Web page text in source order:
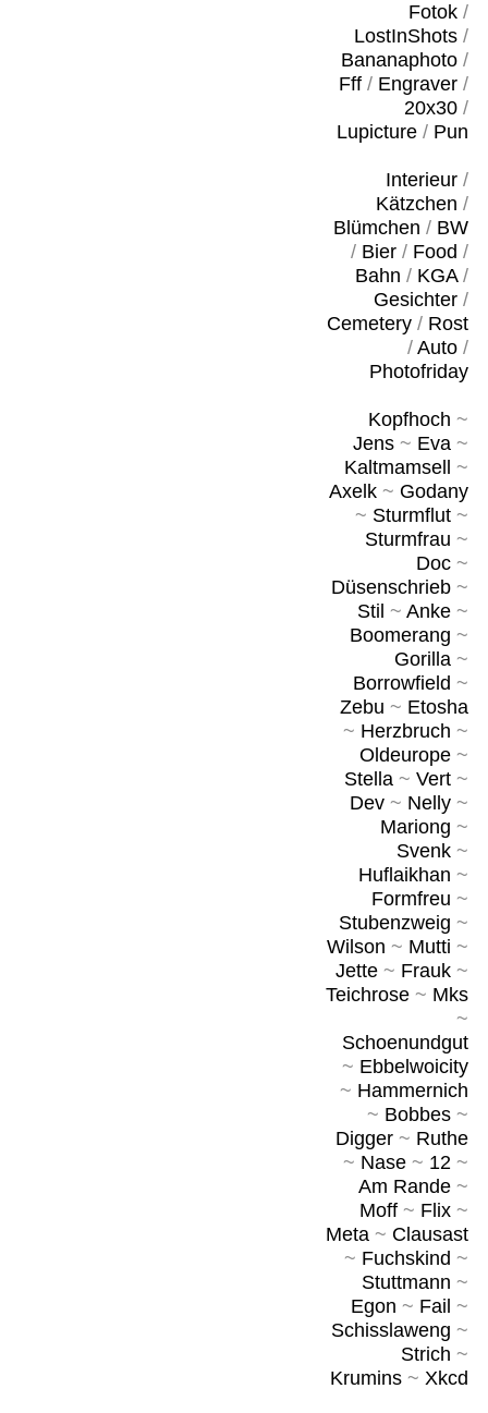
Fotok/
LostInShots/
Bananaphoto/
Fff/ Engraver/
20x30/
Lupicture/ Pun
Interieur/
Kätzchen /
Blümchen / BW
/ Bier/ Food /
Bahn / KGA/
Gesichter/
Cemetery/ Rost
/ Auto/
Photofriday
Kopfhoch ~
Jens~ Eva~
Kaltmamsell
~
Axelk~ Godany
~ Sturmflut~
Sturmfrau ~
Doc~
Düsenschrieb~
Stil ~ Anke~
Boomerang ~
Gorilla~
Borrowfield ~
Zebu ~ Etosha
~ Herzbruch ~
Oldeurope~
Stella~ Vert~
Dev~ Nelly~
Mariong ~
Svenk~
Huflaikhan ~
Formfreu ~
Stubenzweig ~
Wilson ~ Mutti ~
Jette~ Frauk~
Teichrose~ Mks
~
Schoenundgut
~ Ebbelwoicity
~ Hammernich
~ Bobbes~
Digger~ Ruthe
~ Nase~ 12~
Am Rande~
Moff~ Flix~
Meta~ Clausast
~ Fuchskind ~
Stuttmann ~
Egon ~ Fail ~
Schisslaweng ~
Strich ~
Krumins~ Xkcd